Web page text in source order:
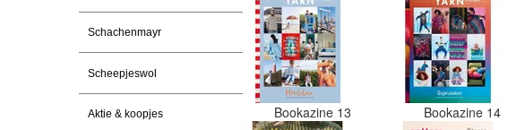
Schachenmayr
Scheepjeswol
Aktie & koopjes Bookazine 13 Bookazine 14